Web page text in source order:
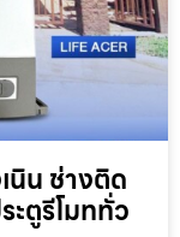
นิน ช่างติด
ตูรีโมททั่ว